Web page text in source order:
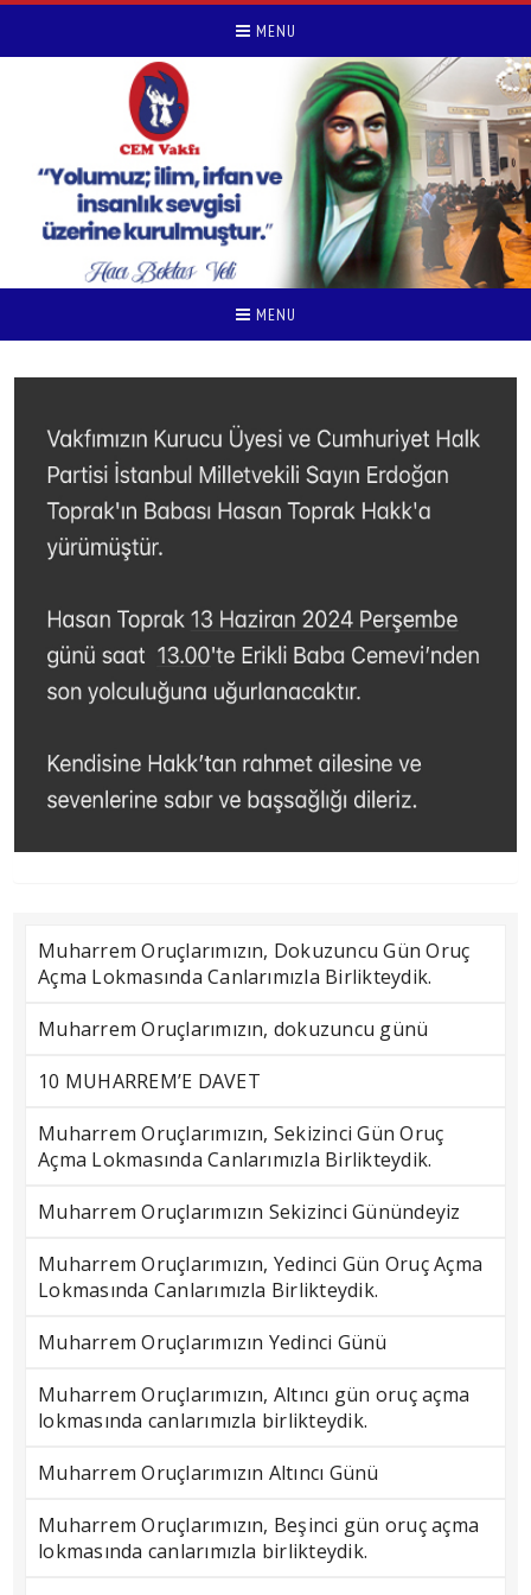
MENU
MENU
Muharrem Oruçlarımızın, Dokuzuncu Gün Oruç
Açma Lokmasında Canlarımızla Birlikteydik.
Muharrem Oruçlarımızın, dokuzuncu günü
10 MUHARREM’E DAVET
Muharrem Oruçlarımızın, Sekizinci Gün Oruç
Açma Lokmasında Canlarımızla Birlikteydik.
Muharrem Oruçlarımızın Sekizinci Günündeyiz
Muharrem Oruçlarımızın, Yedinci Gün Oruç Açma
Lokmasında Canlarımızla Birlikteydik.
Muharrem Oruçlarımızın Yedinci Günü
Muharrem Oruçlarımızın, Altıncı gün oruç açma
lokmasında canlarımızla birlikteydik.
Muharrem Oruçlarımızın Altıncı Günü
Muharrem Oruçlarımızın, Beşinci gün oruç açma
lokmasında canlarımızla birlikteydik.